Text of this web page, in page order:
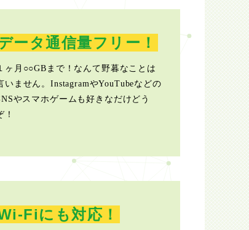
ータ通信量フリー！
ヶ月○○GBまで！なんて野暮なことは
いません。InstagramやYouTubeなどの
やスマホゲームも好きなだけどう
！
Fiにも対応！